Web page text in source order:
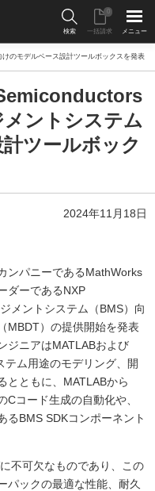
検索 一括請求
0
メニュー
のモデルベース設計ツールボックスを発表
ントシステム
ツールボック
2024年11月18日
ンパニーであるMathWorks
ダーであるNXP
メントシステム（BMS）向
MBDT）の提供開始を発表
ジニアはMATLABおよび
ム用途のモデリング、開
とともに、MATLABから
コード生成の自動化や、
るBMS SDKコンポーネント
不可欠なものであり、この
パックの最適な性能、耐久